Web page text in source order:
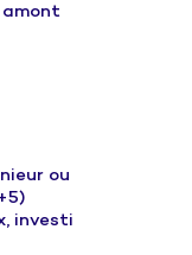
amont
ou
investi